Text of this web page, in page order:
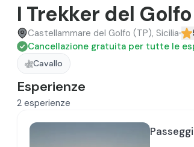
I Trekker del Golfo
Castellammare del Golfo (TP), Sicilia
Cancellazione gratuita per tutte le
Cavallo
Esperienze
2 esperienze